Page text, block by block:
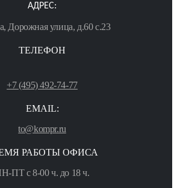
АДРЕС:
Дорожная улица, д.60 с.23
ТЕЛЕФОН
+7 (495) 492-74-77
EMAIL:
to@kompr.ru
РАБОТЫ ОФИСА
ПТ с 8-00 ч. до 18 ч.